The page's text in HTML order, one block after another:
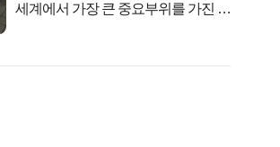
세계에서 가장 큰 중요부위를 가진 남